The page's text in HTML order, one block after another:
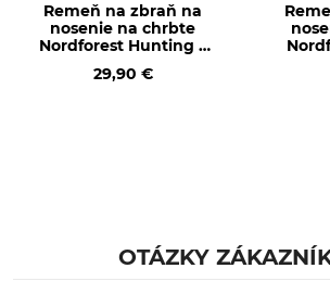
Remeň na zbraň na
nosenie na chrbte
Nordforest Hunting z
29,90 €
OTÁZKY